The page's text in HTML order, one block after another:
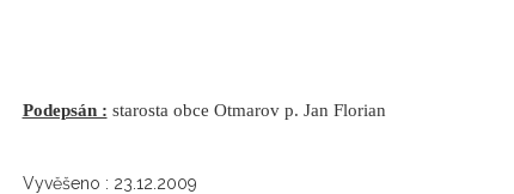
Podepsán : starosta obce Otmarov p. Jan Florian
Vyvěšeno : 23.12.2009